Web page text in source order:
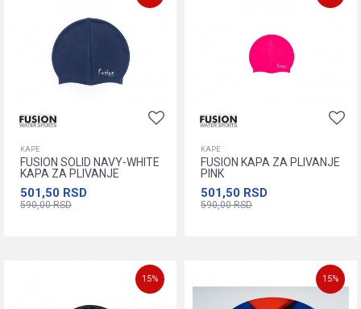
KAPE
FUSION SOLID NAVY-WHITE
KAPA ZA PLIVANJE
501,50 RSD
590,00RSD
KAPE
FUSION KAPA ZA PLIVANJE
PINK
501,50 RSD
590,00RSD
15% 15%